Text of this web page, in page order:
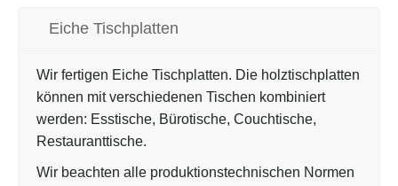
Eiche Tischplatten
Wir fertigen Eiche Tischplatten. Die holztischplatten
können mit verschiedenen Tischen kombiniert
werden: Esstische, Bürotische, Couchtische,
Restauranttische.
Wir beachten alle produktionstechnischen Normen